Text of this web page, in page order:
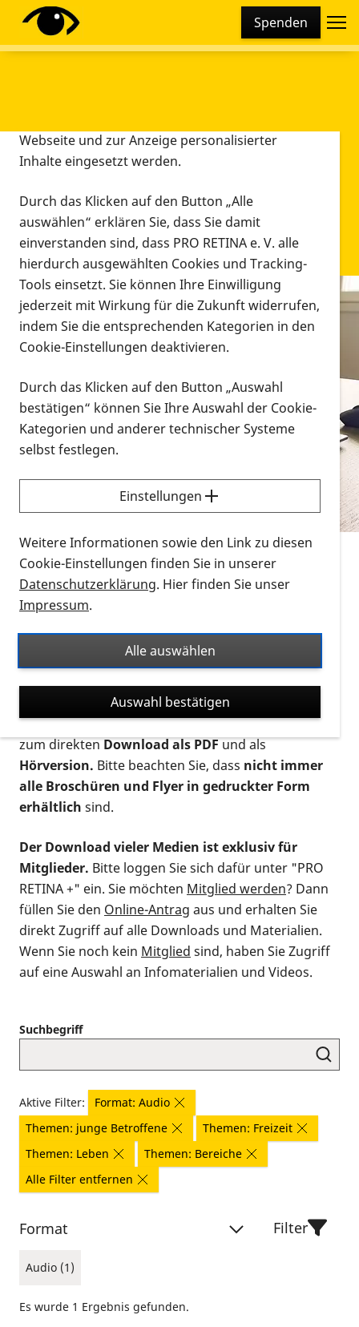
Spenden
Infomaterial
Infomaterial
Vorlesen
Alle Infomaterialien in verschiedenen
Formaten an einem Ort
Sie möchten wissen, wie Sie nach Infonmaterial
suchen und dieses bestellen bzw. herunterladen
können? Schauen Sie sich dieErklärvideos zum
Thema Infomaterial auf der PRO RETINA-Website
für blinde und sehbehinderte Menschen an.
Auf dieser Seite finden Sie sämtliches Infomaterial
Ort. Nutzen Sie den Formatfilter, um ausschließlich
nach Flyern und Broschüren, Audios oder Videos zu
suchen. Die meisten Flyer und Broschüren werden in
verschiedenen Formaten angeboten: zur
postalischen Bestellung als gedruckte Variante
zum direktenDownload als PDFund als
Hörversion. Bitte beachten Sie, dass nicht immer
alle Broschüren und Flyer in gedruckter Form
erhältlich sind.
Der Download vieler Medien ist exklusiv für
Mitglieder. Bitte loggen Sie sich dafür unter "PRO
RETINA +" ein. Sie möchten Mitglied werden? Dann
füllen Sie den Online-Antrag aus und erhalten Sie
direkt Zugriff auf alle Downloads und Materialien.
Wenn Sie noch kein Mitglied sind, haben Sie Zugriff
auf eine Auswahl an Infomaterialien und Videos.
Suchbegriff
Aktive Filter:
Format: Audio
Themen: junge Betroffene
Themen: Freizeit
Themen: Leben
Themen: Bereiche
Alle Filter entfernen
Format
Audio (1)
Filter
Es wurde 1 Ergebnis gefunden.
Diese Webseite setzt verschiedene Cookies und
Tracking-Tools ein. Dies beinhaltet Cookies und
Webseite und zur Anzeige personalisierter
Inhalte eingesetzt werden.
Durch das Klicken auf den Button „Alle
auswählen“ erklären Sie, dass Sie damit
einverstanden sind, dass PRO RETINA e. V. alle
hierdurch ausgewählten Cookies und Tracking-
Tools einsetzt. Sie können Ihre Einwilligung
jederzeit mit Wirkung für die Zukunft widerrufen,
indem Sie die entsprechenden Kategorien in den
Cookie-Einstellungen deaktivieren.
Durch das Klicken auf den Button „Auswahl
bestätigen“ können Sie Ihre Auswahl der Cookie-
Kategorien und anderer technischer Systeme
selbst festlegen.
Einstellungen
Weitere Informationen sowie den Link zu diesen
Cookie-Einstellungen finden Sie in unserer
Datenschutzerklärung. Hier finden Sie unser
Impressum.
Alle auswählen
Auswahl bestätigen